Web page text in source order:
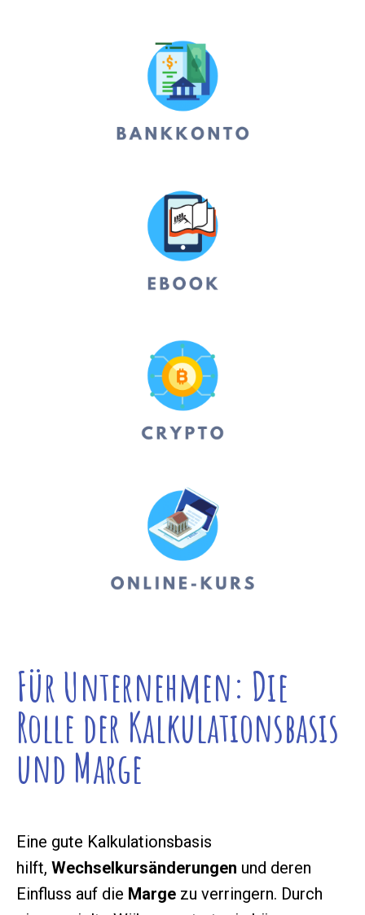
Für Unternehmen: Die
Rolle der Kalkulationsbasis
und Marge
Eine gute Kalkulationsbasis
hilft, Wechselkursänderungen und deren
Einfluss auf die Marge zu verringern. Durch